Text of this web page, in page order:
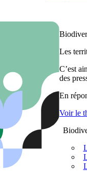
Les
C’est
des
En
Voir le